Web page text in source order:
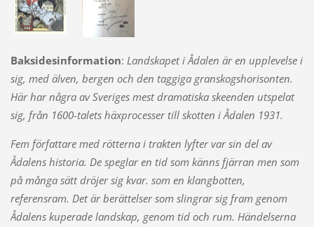
Baksidesinformation: Landskapet i Ådalen är en upplevelse i
sig, med älven, bergen och den taggiga granskogshorisonten.
Här har några av Sveriges mest dramatiska skeenden utspelat
sig, från 1600-talets häxprocesser till skotten i Ådalen 1931.
Fem författare med rötterna i trakten lyfter var sin del av
Ådalens historia. De speglar en tid som känns fjärran men som
på många sätt dröjer sig kvar. som en klangbotten,
referensram. Det är berättelser som slingrar sig fram genom
Ådalens kuperade landskap, genom tid och rum. Händelserna